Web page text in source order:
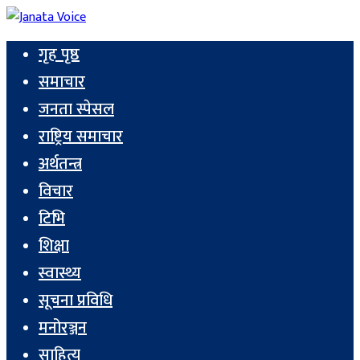
गृह पृष्ठ
समाचार
जनता स्पेसल
राष्ट्रिय समाचार
अर्थतन्त्र
विचार
टिभि
शिक्षा
स्वास्थ्य
सूचना प्रविधि
मनोरञ्जन